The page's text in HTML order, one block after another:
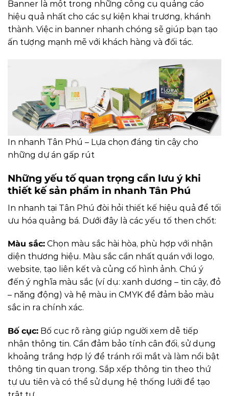
Banner là một trong những công cụ quảng cáo
hiệu quả nhất cho các sự kiện khai trương, khánh
thành. Việc in banner nhanh chóng sẽ giúp bạn tạo
ấn tượng mạnh mẽ với khách hàng và đối tác.
In nhanh Tân Phú – Lựa chọn đáng tin cậy cho
những dự án gấp rút
Những yếu tố quan trọng cần lưu ý khi
thiết kế sản phẩm in nhanh Tân Phú
In nhanh tại Tân Phú đòi hỏi thiết kế hiệu quả để tối
ưu hóa quảng bá. Dưới đây là các yếu tố then chốt:
Màu sắc: Chọn màu sắc hài hòa, phù hợp với nhận
diện thương hiệu. Màu sắc cần nhất quán với logo,
website, tạo liên kết và củng cố hình ảnh. Chú ý
đến ý nghĩa màu sắc (ví dụ: xanh dương – tin cậy, đỏ
– năng động) và hệ màu in CMYK để đảm bảo màu
sắc in ra chính xác.
Bố cục: Bố cục rõ ràng giúp người xem dễ tiếp
nhận thông tin. Cần đảm bảo tính cân đối, sử dụng
khoảng trắng hợp lý để tránh rối mắt và làm nổi bật
thông tin quan trọng. Sắp xếp thông tin theo thứ
tự ưu tiên và có thể sử dụng hệ thống lưới để tạo